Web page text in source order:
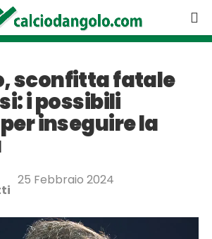
sconfitta fatale
i possibili
inseguire la
25 Febbraio 2024